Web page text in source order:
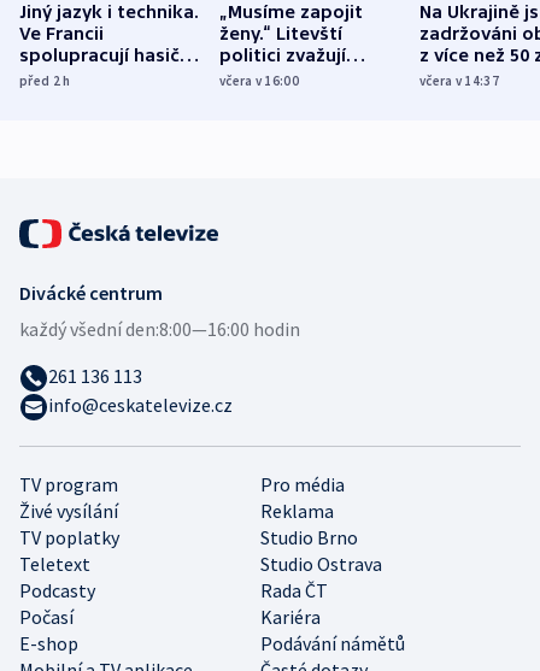
Jiný jazyk i technika.
Ve Francii
spolupracují hasiči z
různých zemí
před 2h
„Musíme zapojit
ženy.“ Litevští
politici zvažují
dohodu o
včera v 16:00
Na Ukrajině
zadržováni
z více než 50
Bojovali na
včera v 14:37
TV program
Pro média
Živé vysílání
Reklama
TV poplatky
Studio Brno
Teletext
Studio Ostrava
Podcasty
Rada ČT
Počasí
Kariéra
E-shop
Podávání námětů
Divácké centrum
každý všední den:8:00—16:00 hodin
261 136 113
info@ceskatelevize.cz